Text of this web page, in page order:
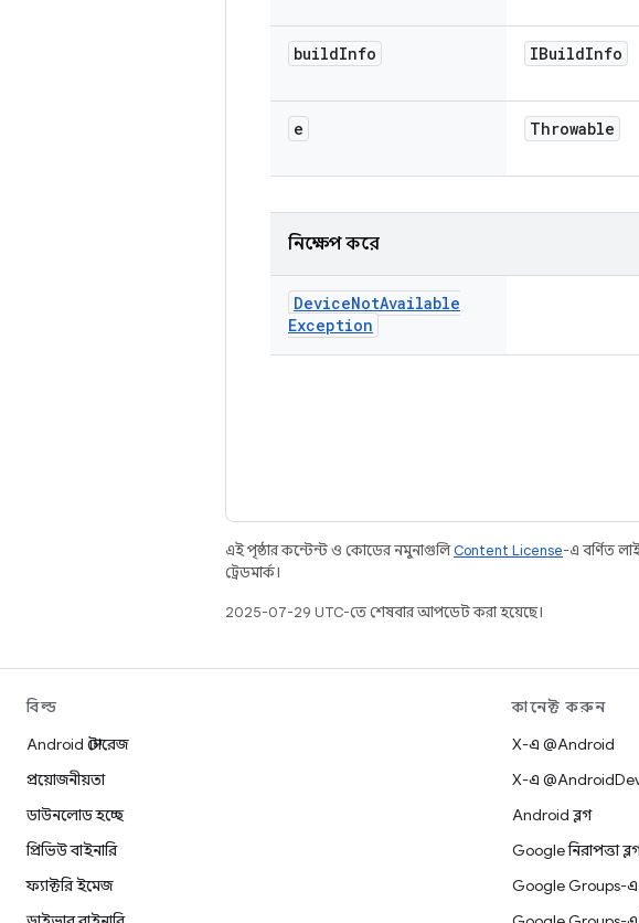
buildInfo IBuildInfo
e Throwable
নিক্ষেপ করে
DeviceNotAvailable
Exception
এই পৃষ্ঠার কন্টেন্ট ও কোডের নমুনাগুলিContent License-এ বর্ণিত
ট্রেডমার্ক।
2025-07-29 UTC-তে শেষবার আপডেট করা হয়েছে।
বিল্ড
Android স্টোরেজ
প্রয়োজনীয়তা
ডাউনলোড হচ্ছে
প্রিভিউ বাইনারি
ফ্যাক্টরি ইমেজ
কানেক্ট করুন
X-এ @Android
X-এ
Android ব্লগ
Google নিরাপত্তা
Google Groups-এ